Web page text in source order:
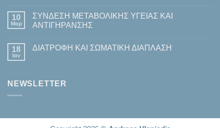
ΑΠΩΛΕΙΑ
ΛΙΠΟΥΣ
σχόλια
στο
ΝΕΕΣ
AMERICAN
Ω3
10
Μαρ
ΣΥΝΔΕΣΗ ΜΕΤΑΒΟΛΙΚΗΣ ΥΓΕΙΑΣ ΚΑΙ
ΑΝΤΙΓΗΡΑΝΣΗΣ
σχόλια
ΚΑΙ
ΑΝΤΙΓΗΡΑΝΣΗΣ
18
Ιαν
ΔΙΑΤΡΟΦΗ ΚΑΙ ΣΩΜΑΤΙΚΗ ΔΙΑΠΛΑΣΗ
ΔΙΑΤΡΟΦΗ
NEWSLETTER